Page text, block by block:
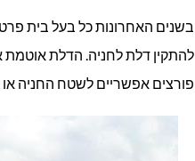
בשנים האחרונות כל בעל בית
להתקין דלת לחניה. הדלת אוטמת
פורצים אפשריים לשטח החניה או